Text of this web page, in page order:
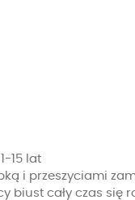
15 lat
i przeszyciami
biust cały czas się